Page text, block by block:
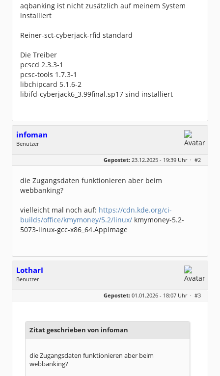
Vorgang abgeschlossen, Sie können das Fenster
nun schließen.
aqbanking ist nicht zusätzlich auf meinem System
installiert
Reiner-sct-cyberjack-rfid standard
Die Treiber
pcscd 2.3.3-1
pcsc-tools 1.7.3-1
libchipcard 5.1.6-2
libifd-cyberjack6_3.99final.sp17 sind installiert
infoman
Benutzer
Dabei seit:
06 / 2008
Gepostet: 23.12.2025 - 19:39 Uhr · #2
die Zugangsdaten funktionieren aber beim
webbanking?
vielleicht mal noch auf: https://cdn.kde.org/ci-
builds/office/kmymoney/5.2/linux/ kmymoney-5.2-
5073-linux-gcc-x86_64.AppImage
LotharI
Benutzer
Geschlecht:
keine Angabe
Dabei seit:
12 / 2025
Gepostet: 01.01.2026 - 18:07 Uhr · #3
Zitat geschrieben von infoman
die Zugangsdaten funktionieren aber beim
webbanking?